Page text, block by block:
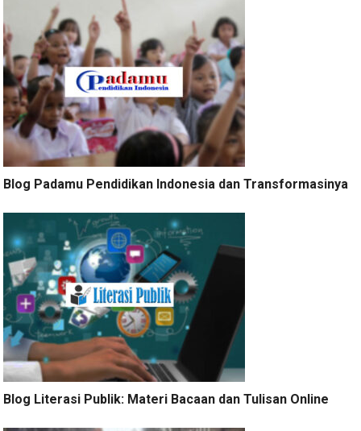
Blog Padamu Pendidikan Indonesia dan Transformasinya
Blog Literasi Publik: Materi Bacaan dan Tulisan Online